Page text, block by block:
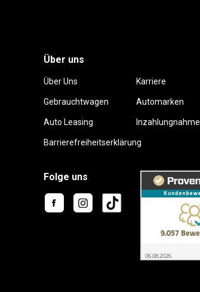
Über uns
Über Uns Karriere
Gebrauchtwagen Automarken
Auto Leasing Inzahlungnahme
Barrierefreiheitserklärung
Folge uns